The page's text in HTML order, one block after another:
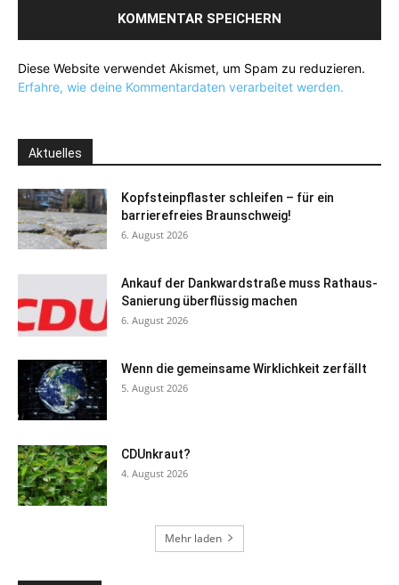
Diese Website verwendet Akismet, um Spam zu reduzieren.
Erfahre, wie deine Kommentardaten verarbeitet werden.
Aktuelles
Kopfsteinpflaster schleifen – für ein
barrierefreies Braunschweig!
6. August 2026
Ankauf der Dankwardstraße muss Rathaus-
Sanierung überflüssig machen
6. August 2026
Wenn die gemeinsame Wirklichkeit zerfällt
5. August 2026
CDUnkraut?
4. August 2026
Mehr laden